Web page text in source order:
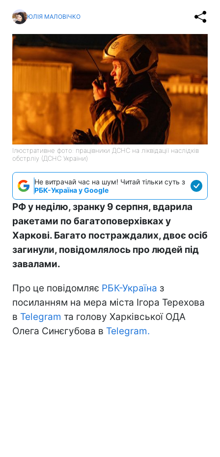
ЮЛІЯ МАЛОВІЧКО
Ілюстративне фото: працівники ДСНС на ліквідації наслідків
обстрліу (ДСНС України)
Не витрачай час на шум! Читай тільки суть з
РБК-Україна у Google
РФ у неділю, зранку 9 серпня, вдарила
ракетами по багатоповерхівках у
Харкові. Багато постраждалих, двоє осіб
загинули, повідомлялось про людей під
завалами.
Про це повідомляє РБК-Україна з
посиланням на мера міста Ігора Терехова
в Telegram та голову Харківської ОДА
Олега Синєгубова в Telegram.